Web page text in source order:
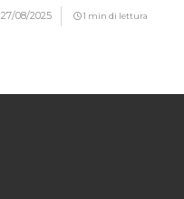
27/08/2025 1 min di lettura